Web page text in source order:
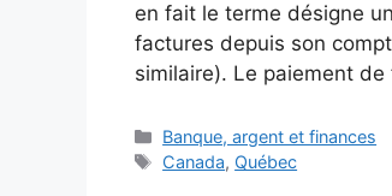
en fait le terme désigne
factures depuis son
similaire). Le paiement
Catégories
Banque, argent et finances
Étiquettes
Canada, Québec